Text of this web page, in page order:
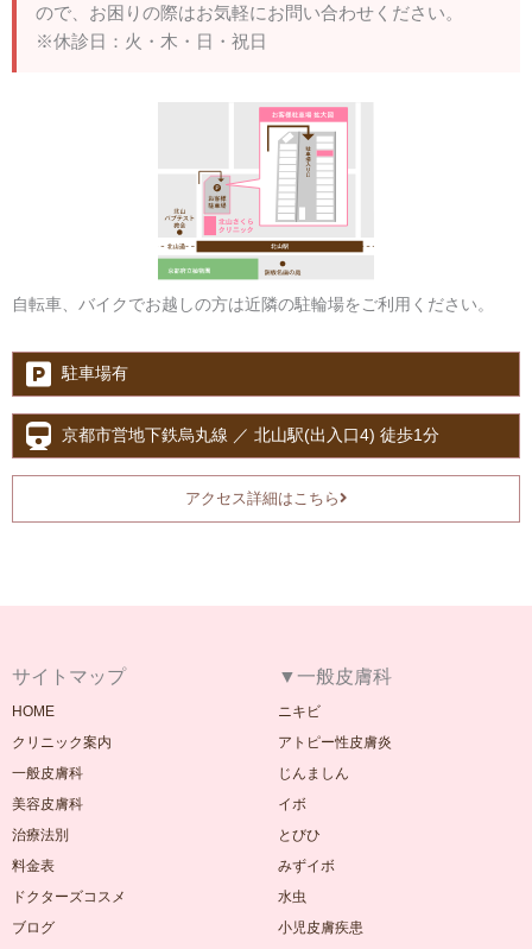
ので、お困りの際はお気軽にお問い合わせください。
※休診日：火・木・日・祝日
自転車、バイクでお越しの方は近隣の駐輪場をご利用ください。
駐車場有
京都市営地下鉄烏丸線 ／ 北山駅(出入口4) 徒歩1分
アクセス詳細はこちら
サイトマップ
HOME
クリニック案内
一般皮膚科
美容皮膚科
治療法別
料金表
ドクターズコスメ
ブログ
▼一般皮膚科
ニキビ
アトピー性皮膚炎
じんましん
イボ
とびひ
みずイボ
水虫
小児皮膚疾患